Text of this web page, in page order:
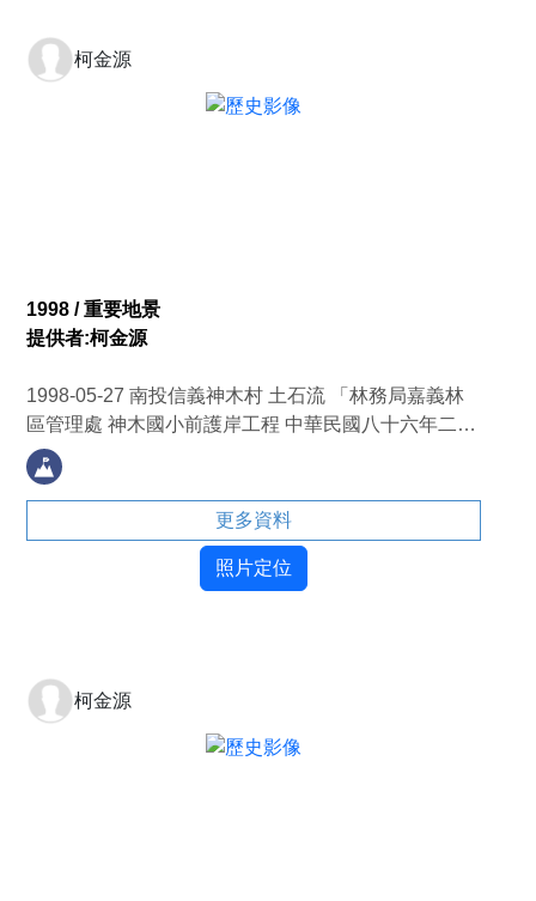
柯金源
1998 / 重要地景
提供者:柯金源
1998-05-27 南投信義神木村 土石流 「林務局嘉義林
區管理處 神木國小前護岸工程 中華民國八十六年二月
竣工」石碑
更多資料
照片定位
柯金源